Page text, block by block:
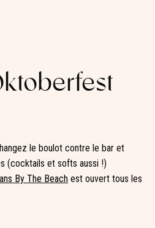
le boulot contre le bar et
(cocktails et softs aussi !)
By The Beach est ouvert tous les